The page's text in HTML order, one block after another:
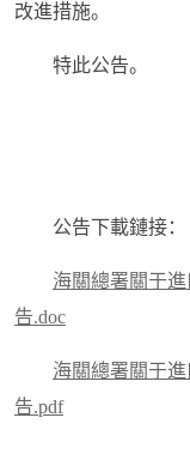
改進措施。
特此公告。
公告下載鏈接：
海關總署關于
告.doc
海關總署關于
告.pdf